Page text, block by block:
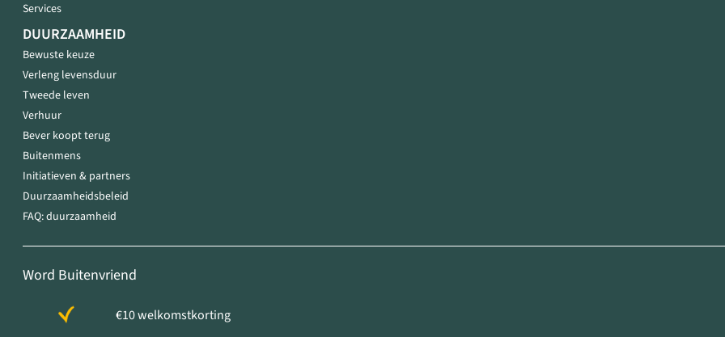
Services
DUURZAAMHEID
Bewuste keuze
Verleng levensduur
Tweede leven
Verhuur
Bever koopt terug
Buitenmens
Initiatieven & partners
Duurzaamheidsbeleid
FAQ: duurzaamheid
Word Buitenvriend
€10 welkomstkorting